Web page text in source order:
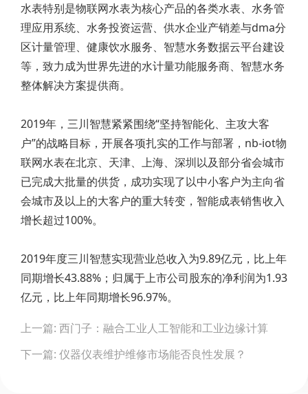
水表特别是物联网水表为核心产品的各类水表、水务管
理应用系统、水务投资运营、供水企业产销差与dma分
区计量管理、健康饮水服务、智慧水务数据云平台建设
等，致力成为世界先进的水计量功能服务商、智慧水务
整体解决方案提供商。
2019年，三川智慧紧紧围绕“坚持智能化、主攻大客
户”的战略目标，开展各项扎实的工作与部署，nb-iot物
联网水表在北京、天津、上海、深圳以及部分省会城市
已完成大批量的供货，成功实现了以中小客户为主向省
会城市及以上的大客户的重大转变，智能成表销售收入
增长超过100%。
2019年度三川智慧实现营业总收入为9.89亿元，比上年
同期增长43.88%；归属于上市公司股东的净利润为1.93
亿元，比上年同期增长96.97%。
navigation
上一篇: 西门子：融合工业人工智能和工业边缘计算
下一篇: 仪器仪表维护维修市场能否良性发展？